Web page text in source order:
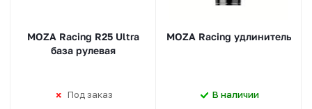
MOZA Racing R25 Ultra
база рулевая
Под заказ
MOZA Racing удлинитель
В наличии